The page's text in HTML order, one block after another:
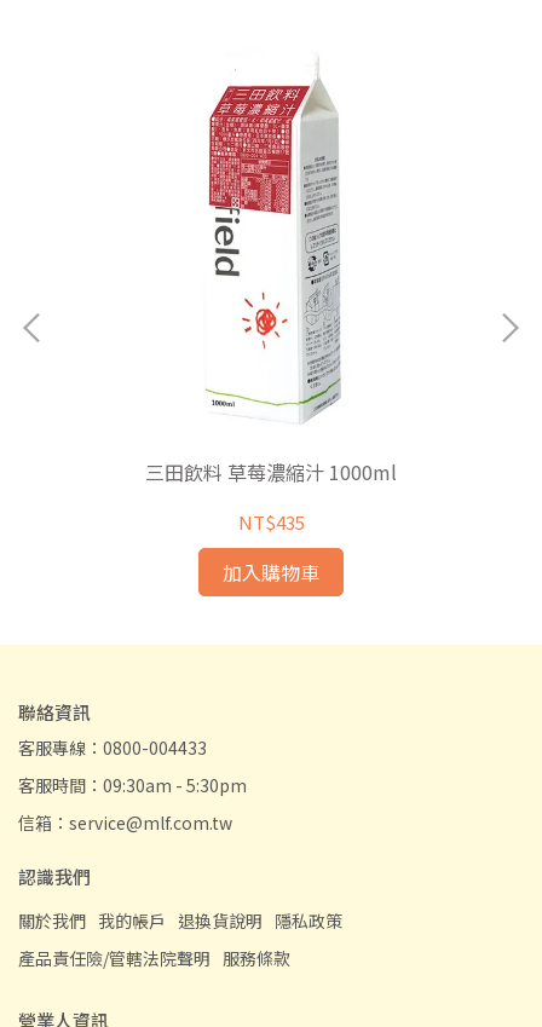
三田飲料 草莓濃縮汁 1000ml
NT$435
加入購物車
聯絡資訊
客服專線：0800-004433
客服時間：09:30am - 5:30pm
信箱：service@mlf.com.tw
認識我們
關於我們 我的帳戶 退換貨說明 隱私政策
產品責任險/管轄法院聲明 服務條款
營業人資訊